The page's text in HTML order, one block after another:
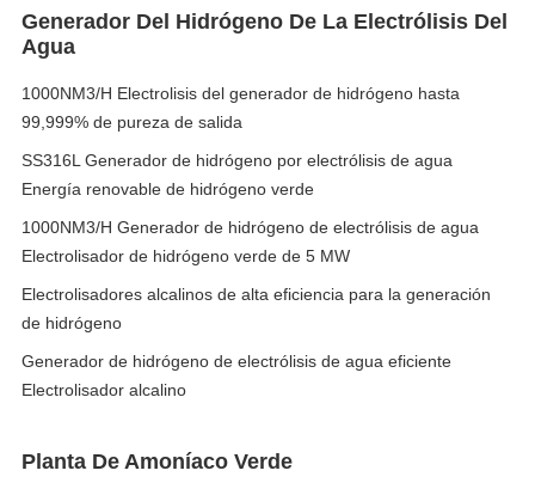
Generador Del Hidrógeno De La Electrólisis Del
Agua
1000NM3/H Electrolisis del generador de hidrógeno hasta
99,999% de pureza de salida
SS316L Generador de hidrógeno por electrólisis de agua
Energía renovable de hidrógeno verde
1000NM3/H Generador de hidrógeno de electrólisis de agua
Electrolisador de hidrógeno verde de 5 MW
Electrolisadores alcalinos de alta eficiencia para la generación
de hidrógeno
Generador de hidrógeno de electrólisis de agua eficiente
Electrolisador alcalino
Planta De Amoníaco Verde